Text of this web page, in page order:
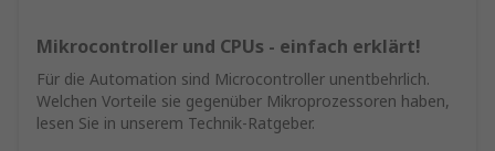
Mikrocontroller und CPUs - einfach erklärt!
Für die Automation sind Microcontroller unentbehrlich.
Welchen Vorteile sie gegenüber Mikroprozessoren haben,
lesen Sie in unserem Technik-Ratgeber.